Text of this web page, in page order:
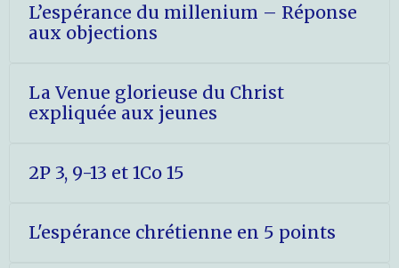
L’espérance du millenium – Réponse
aux objections
La Venue glorieuse du Christ
expliquée aux jeunes
2P 3, 9-13 et 1Co 15
L'espérance chrétienne en 5 points